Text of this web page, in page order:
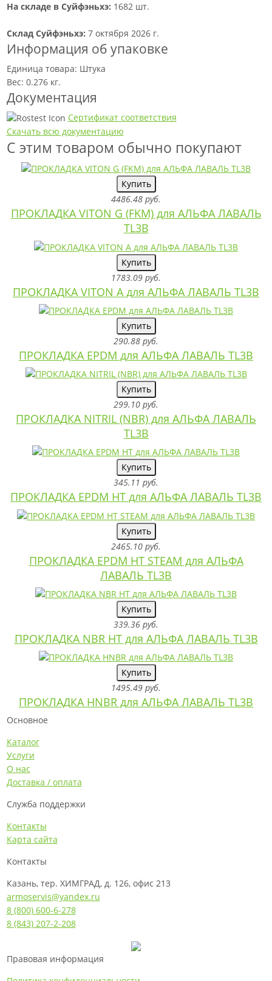
На складе в Суйфэньхэ: 1682 шт.
Склад Суйфэньхэ: 7 октября 2026 г.
Информация об упаковке
Единица товара: Штука
Вес: 0.276 кг.
Документация
Сертификат соответствия
Скачать всю документацию
С этим товаром обычно покупают
Купить
4486.48 руб.
ПРОКЛАДКА VITON G (FKM) для АЛЬФА ЛАВАЛЬ
TL3B
Купить
1783.09 руб.
ПРОКЛАДКА VITON A для АЛЬФА ЛАВАЛЬ TL3B
Купить
290.88 руб.
ПРОКЛАДКА EPDM для АЛЬФА ЛАВАЛЬ TL3B
Купить
299.10 руб.
ПРОКЛАДКА NITRIL (NBR) для АЛЬФА ЛАВАЛЬ
TL3B
Купить
345.11 руб.
ПРОКЛАДКА EPDM HT для АЛЬФА ЛАВАЛЬ TL3B
Купить
2465.10 руб.
ПРОКЛАДКА EPDM HT STEAM для АЛЬФА
ЛАВАЛЬ TL3B
Купить
339.36 руб.
ПРОКЛАДКА NBR HT для АЛЬФА ЛАВАЛЬ TL3B
Купить
1495.49 руб.
ПРОКЛАДКА HNBR для АЛЬФА ЛАВАЛЬ TL3B
Основное
Каталог
Услуги
О нас
Доставка / оплата
Служба поддержки
Контакты
Карта сайта
Контакты
Казань, тер. ХИМГРАД, д. 126, офис 213
armoservis@yandex.ru
8 (800) 600-6-278
8 (843) 207-2-208
Правовая информация